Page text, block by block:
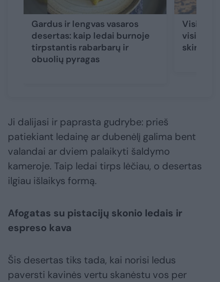
Gardus ir lengvas vasaros
desertas: kaip ledai burnoje
tirpstantis rabarbarų ir
obuolių pyragas
Visi
visi
skiriasi
Ji dalijasi ir paprasta gudrybe: prieš
patiekiant ledainę ar dubenėlį galima bent
valandai ar dviem palaikyti šaldymo
kameroje. Taip ledai tirps lėčiau, o desertas
ilgiau išlaikys formą.
Afogatas su pistacijų skonio ledais ir
espreso kava
Šis desertas tiks tada, kai norisi ledus
paversti kavinės vertu skanėstu vos per